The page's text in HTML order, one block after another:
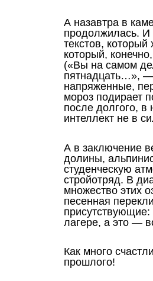
А назавтра в
продолжилась.
текстов,
который,
(«Вы на самом
пятнадцать…», —
напряженные,
мороз подирает
после долгого, в
интеллект не в
А в заключение
долины,
студенческую
стройотряд. В
множество этих
песенная
лагере, а это —
Как много
прошлого!